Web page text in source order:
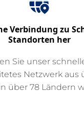
Verbindung zu
Standorten her
Sie unser
Netzwerk aus
über 78 Ländern